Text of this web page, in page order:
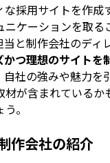
採用サイトを作成
ニケーションを取る
当と制作会社のディ
かつ理想のサイトを
自社の強みや魅力を
材が含まれているか
。
作会社の紹介